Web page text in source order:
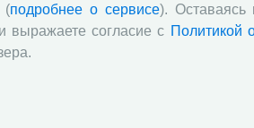
(подробнее о сервисе). Оставаясь
выражаете согласие с Политикой